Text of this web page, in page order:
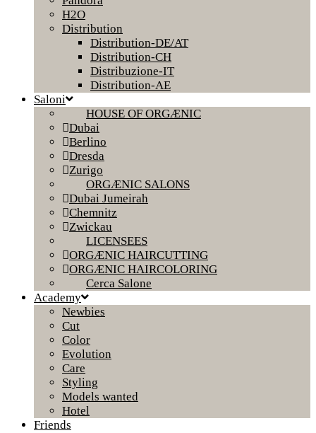
H2O
Distribution
Distribution-DE/AT
Distribution-CH
Distribuzione-IT
Distribution-AE
Saloni
HOUSE OF ORGÆNIC
Dubai
Berlino
Dresda
Zurigo
ORGÆNIC SALONS
Dubai Jumeirah
Chemnitz
Zwickau
LICENSEES
ORGÆNIC HAIRCUTTING
ORGÆNIC HAIRCOLORING
Cerca Salone
Academy
Newbies
Cut
Color
Evolution
Care
Styling
Models wanted
Hotel
Friends